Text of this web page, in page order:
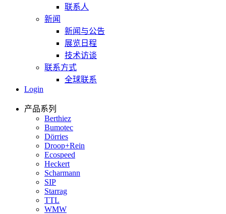
联系人
新闻
新闻与公告
展览日程
技术访谈
联系方式
全球联系
Login
产品系列
Berthiez
Bumotec
Dörries
Droop+Rein
Ecospeed
Heckert
Scharmann
SIP
Starrag
TTL
WMW